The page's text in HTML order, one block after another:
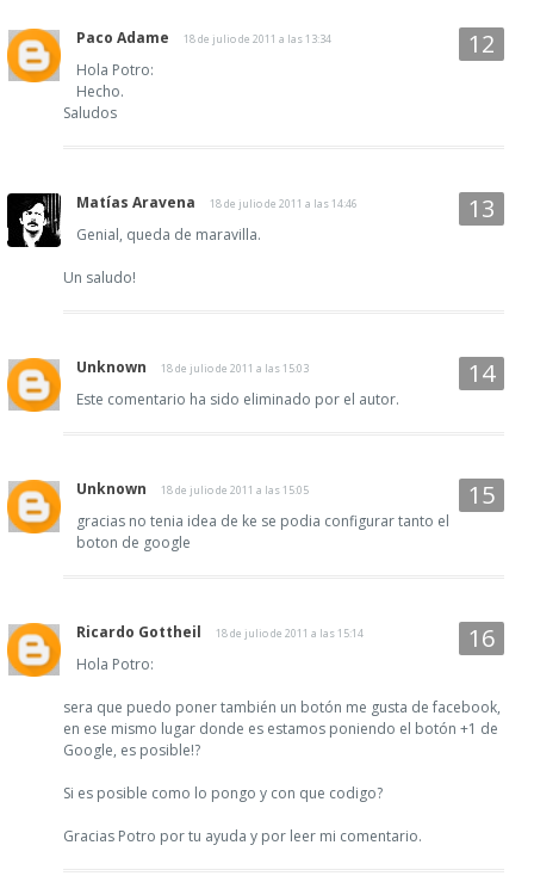
Paco Adame 18 de julio de 2011 a las 13:34
Hola Potro:
Hecho.
Saludos
Matías Aravena 18 de julio de 2011 a las 14:46
Genial, queda de maravilla.
Un saludo!
Unknown 18 de julio de 2011 a las 15:03
Este comentario ha sido eliminado por el autor.
Unknown 18 de julio de 2011 a las 15:05
gracias no tenia idea de ke se podia configurar tanto el
boton de google
Ricardo Gottheil 18 de julio de 2011 a las 15:14
Hola Potro:
sera que puedo poner también un botón me gusta de facebook,
en ese mismo lugar donde es estamos poniendo el botón +1 de
Google, es posible!?
Si es posible como lo pongo y con que codigo?
Gracias Potro por tu ayuda y por leer mi comentario.